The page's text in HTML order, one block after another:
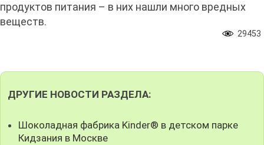
продуктов питания – в них нашли много вредных
веществ.
29453
ДРУГИЕ НОВОСТИ РАЗДЕЛА:
Шоколадная фабрика Kinder® в детском парке
Кидзания в Москве